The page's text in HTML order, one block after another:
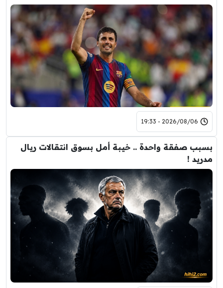
2026/08/06 - 19:33
بسبب صفقة واحدة .. خيبة أمل بسوق انتقالات ريال
مدريد !